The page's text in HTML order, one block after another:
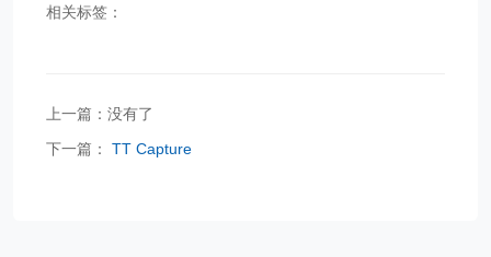
相关标签：
上一篇：没有了
下一篇：
TT Capture